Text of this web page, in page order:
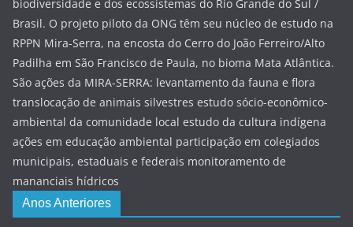
biodiversidade e dos ecossistemas do Rio Grande do Sul /
Brasil. O projeto piloto da ONG têm seu núcleo de estudo na
RPPN Mira-Serra, na encosta do Cerro do João Ferreiro/Alto
Padilha em São Francisco de Paula, no bioma Mata Atlântica.
São ações da MIRA-SERRA: levantamento da fauna e flora
translocação de animais silvestres estudo sócio-econômico-
ambiental da comunidade local estudo da cultura indígena
ações em educação ambiental participação em colegiados
municipais, estaduais e federais monitoramento de
mananciais hídricos
Anos Anteriores